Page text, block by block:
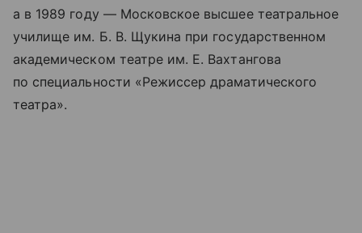
а в 1989 году — Московское высшее театральное
училище им. Б. В. Щукина при государственном
академическом театре им. Е. Вахтангова
по специальности «Режиссер драматического
театра».